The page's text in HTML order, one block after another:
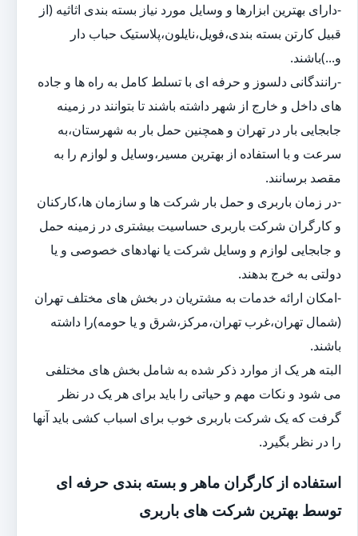
-دارای بهترین ابزارها و وسایل مورد نیاز بسته بندی اثاثیه (از
قبیل کارتن بسته بندی،فویل،نایلون،پلاستیک حباب دار
و...)باشند.
-رانندگانی دلسوز و حرفه ای با تسلط کامل به راه ها و جاده
های داخل و خارج از شهر داشته باشند تا بتوانند در زمینه
جابجایی بار در تهران و همچنین حمل بار به شهرستان،به
سرعت و با استفاده از بهترین مسیر،وسایل و لوازم را به
مقصد برسانند.
-در زمان باربری و حمل بار شرکت ها و سازمان ها،کارکنان
و کارگران شرکت باربری حساسیت بیشتری در زمینه حمل
و جابجایی لوازم و وسایل شرکت یا نهادهای خصوصی و یا
دولتی به خرج بدهند.
-امکان ارائه خدمات به مشتریان در بخش های مختلف تهران
(شمال تهران،غرب تهران،مرکز،شرق و یا حومه)را داشته
باشند.
البته هر یک از موارد ذکر شده به شامل بخش های مختلفی
می شود و نکات مهم و حیاتی را باید برای هر یک در نظر
گرفت که یک شرکت باربری خوب برای اسباب کشی باید آنها
را در نظر بگیرد.
استفاده از کارگران ماهر و بسته بندی حرفه ای
توسط بهترین شرکت های باربری